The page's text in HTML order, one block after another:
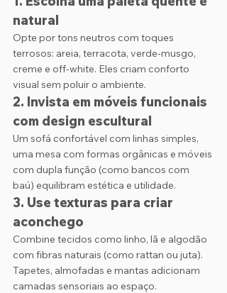
natural
Opte por tons neutros com toques
terrosos: areia, terracota, verde-musgo,
creme e off-white. Eles criam conforto
visual sem poluir o ambiente.
2. Invista em móveis funcionais
com design escultural
Um sofá confortável com linhas simples,
uma mesa com formas orgânicas e móveis
com dupla função (como bancos com
baú) equilibram estética e utilidade.
3. Use texturas para criar
aconchego
Combine tecidos como linho, lã e algodão
com fibras naturais (como rattan ou juta).
Tapetes, almofadas e mantas adicionam
camadas sensoriais ao espaço.